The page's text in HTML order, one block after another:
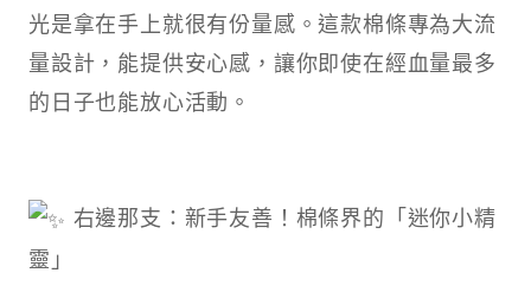
光是拿在手上就很有份量感。這款棉條專為大流
量設計，能提供安心感，讓你即使在經血量最多
的日子也能放心活動。
右邊那支：新手友善！棉條界的「迷你小精
靈」